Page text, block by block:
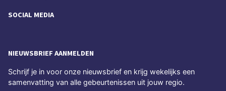
SOCIAL MEDIA
NIEUWSBRIEF AANMELDEN
Schrijf je in voor onze nieuwsbrief en krijg wekelijks een
samenvatting van alle gebeurtenissen uit jouw regio.